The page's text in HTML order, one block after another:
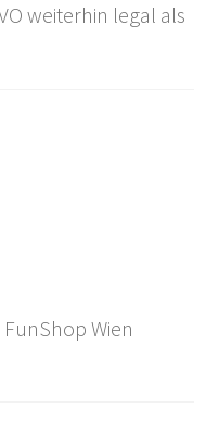
weiterhin legal als
Wien